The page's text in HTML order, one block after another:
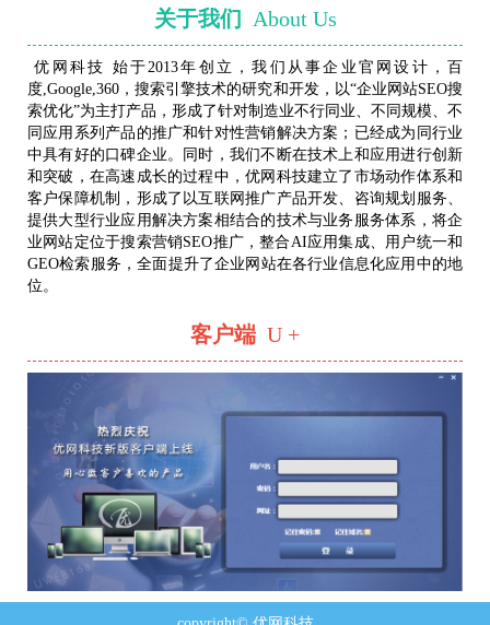
关于我们 About Us
优网科技 始于2013年创立，我们从事企业官网设计，百
度,Google,360，搜索引擎技术的研究和开发，以“企业网站SEO搜
索优化”为主打产品，形成了针对制造业不行同业、不同规模、不
同应用系列产品的推广和针对性营销解决方案；已经成为同行业
中具有好的口碑企业。同时，我们不断在技术上和应用进行创新
和突破，在高速成长的过程中，优网科技建立了市场动作体系和
客户保障机制，形成了以互联网推广产品开发、咨询规划服务、
提供大型行业应用解决方案相结合的技术与业务服务体系，将企
业网站定位于搜索营销SEO推广，整合AI应用集成、用户统一和
GEO检索服务，全面提升了企业网站在各行业信息化应用中的地
位。
客户端 U +